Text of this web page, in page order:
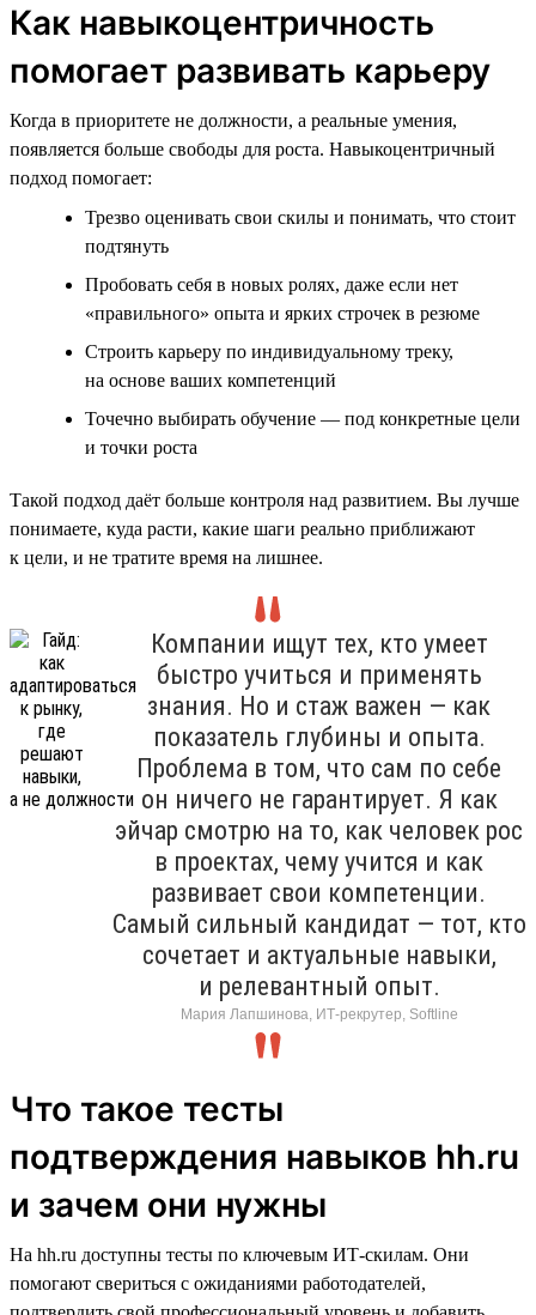
Как навыкоцентричность
помогает развивать карьеру
Когда в приоритете не должности, а реальные умения,
появляется больше свободы для роста. Навыкоцентричный
подход помогает:
Трезво оценивать свои скилы и понимать, что стоит
подтянуть
Пробовать себя в новых ролях, даже если нет
«правильного» опыта и ярких строчек в резюме
Строить карьеру по индивидуальному треку,
на основе ваших компетенций
Точечно выбирать обучение — под конкретные цели
и точки роста
Такой подход даёт больше контроля над развитием. Вы лучше
понимаете, куда расти, какие шаги реально приближают
к цели, и не тратите время на лишнее.
Компании ищут тех, кто умеет
быстро учиться и применять
знания. Но и стаж важен — как
показатель глубины и опыта.
Проблема в том, что сам по себе
он ничего не гарантирует. Я как
эйчар смотрю на то, как человек рос
в проектах, чему учится и как
развивает свои компетенции.
Самый сильный кандидат — тот, кто
сочетает и актуальные навыки,
и релевантный опыт.
Мария Лапшинова, ИТ-рекрутер, Softline
Что такое тесты
подтверждения навыков hh.ru
и зачем они нужны
На hh.ru доступны тесты по ключевым ИТ-скилам. Они
помогают свериться с ожиданиями работодателей,